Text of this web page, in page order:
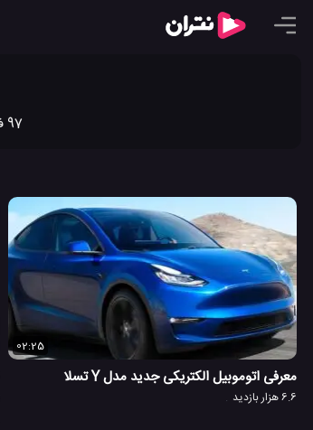
97 فیلم و مطلب را برای تسلا در نتران به اشتراک گذاشته ایم. جدیدترین ویدیو کلیپ ها و مطالب تسلا را در نتران ببینید.
02:25
معرفی اتوموبیل الکتریکی جدید مدل Y تسلا
6.6 هزار بازدید